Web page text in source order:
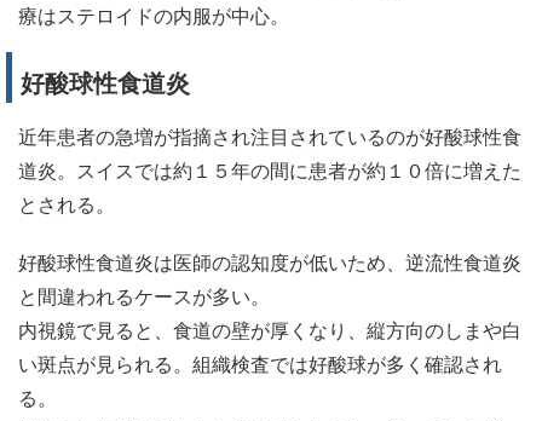
療はステロイドの内服が中心。
好酸球性食道炎
近年患者の急増が指摘され注目されているのが好酸球性食
道炎。スイスでは約１５年の間に患者が約１０倍に増えた
とされる。
好酸球性食道炎は医師の認知度が低いため、逆流性食道炎
と間違われるケースが多い。
内視鏡で見ると、食道の壁が厚くなり、縦方向のしまや白
い斑点が見られる。組織検査では好酸球が多く確認され
る。